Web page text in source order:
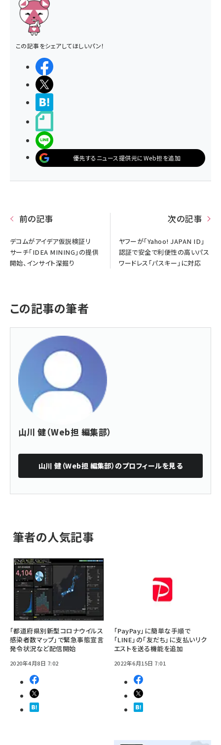
この記事をシェアしてほしいパン！
優先するニュース提供元にWeb担を追加
前の記事
デコムがアイデア仮説検証リ
サーチ「IDEA MINING」の提供
開始、インサイト深掘り
次の記事
ヤフーが「Yahoo! JAPAN ID」
認証で安全で利便性の高いパス
ワードレス「パスキー」に対応
この記事の筆者
山川 健（Web担 編集部）
山川 健（Web担 編集部） のプロフィールを見る
筆者の人気記事
「都道府県別新型コロナウイルス
感染者数マップ」で緊急事態宣言
発令状況など配信開始
2020年4月8日 7:02
「PayPay」に簡単な手順で
「LINE」の「友だち」に支払いリク
エストを送る機能を追加
2022年6月15日 7:01